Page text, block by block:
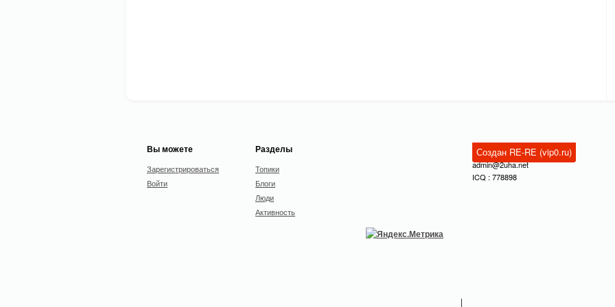
Вы можете
Зарегистрироваться
Войти
Разделы
Топики
Блоги
Люди
Активность
Создан RE-RE (vip0.ru)
admin@2uha.net
ICQ : 778898
|